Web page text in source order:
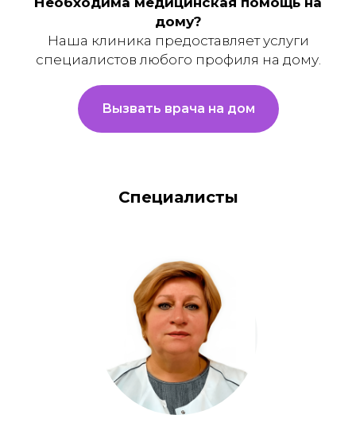
дому?
Наша клиника предоставляет услуги
специалистов любого профиля на дому.
Вызвать врача на дом
Специалисты